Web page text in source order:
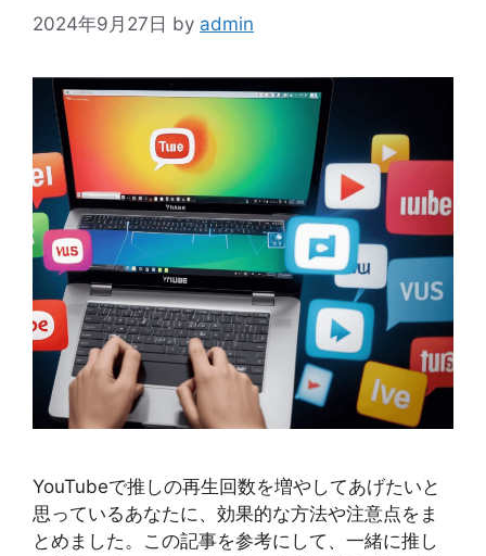
2024年9月27日 by admin
YouTubeで推しの再生回数を増やしてあげたいと
思っているあなたに、効果的な方法や注意点をま
とめました。この記事を参考にして、一緒に推し